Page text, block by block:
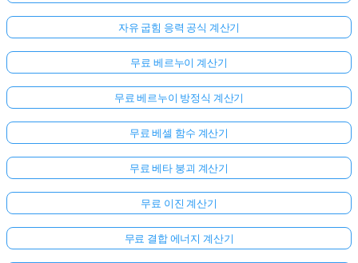
아
질
자유 굽힘 응력 공식 계산기
무료 베르누이 계산기
무료 베르누이 방정식 계산기
무료 베셀 함수 계산기
무료 베타 붕괴 계산기
무료 이진 계산기
무료 결합 에너지 계산기